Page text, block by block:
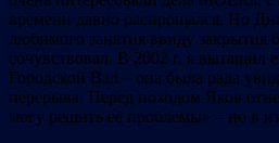
времени давно распрощался. Но
любимого занятия ввиду закрытия
сочувствовал. В 2002 г. я вытащил
Городской Вал – она была рада
перерыва. Перед походом Яков
могу решить её проблемы» – но в